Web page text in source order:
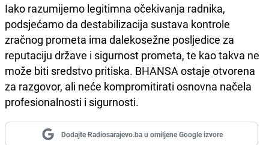
Iako razumijemo legitimna očekivanja radnika,
podsjećamo da destabilizacija sustava kontrole
zračnog prometa ima dalekosežne posljedice za
reputaciju države i sigurnost prometa, te kao takva ne
može biti sredstvo pritiska. BHANSA ostaje otvorena
za razgovor, ali neće kompromitirati osnovna načela
profesionalnosti i sigurnosti.
Dodajte Radiosarajevo.ba u omiljene Google izvore